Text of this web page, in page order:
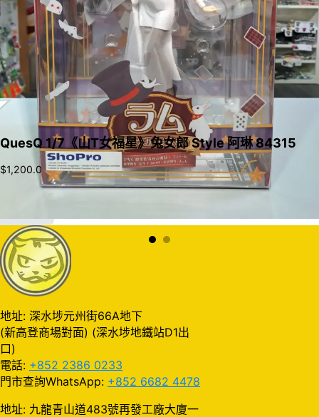
QuesQ 1/7《山T女福星》兔女郎 Style 阿琳 84315
$1,200.0
地址: 深水埗元州街66A地下
(新高登商場對面) (深水埗地鐵站D1出
口)
電話: +852 2386 0233
門市查詢WhatsApp: +852 6682 4478
地址: 九龍青山道483號再發工廠大廈一